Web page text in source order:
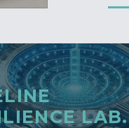
LAB.